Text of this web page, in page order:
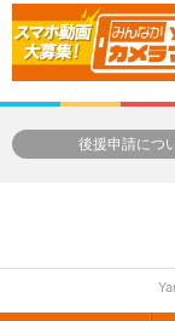
後援申請につ